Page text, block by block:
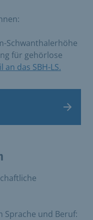
Schwanthalerhöhe
für gehörlose
das SBH-LS.
und Beruf: